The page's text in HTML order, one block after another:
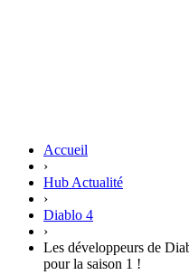
Accueil
›
Hub Actualité
›
Diablo 4
›
Les développeurs de
pour la saison 1 !